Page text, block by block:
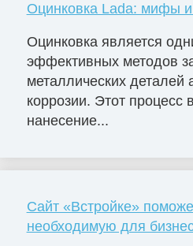
Оцинковка Lada: мифы и
Оцинковка является
эффективных методов
металлических деталей
коррозии. Этот процесс
нанесение...
Сайт «Встройке»
необходимую для